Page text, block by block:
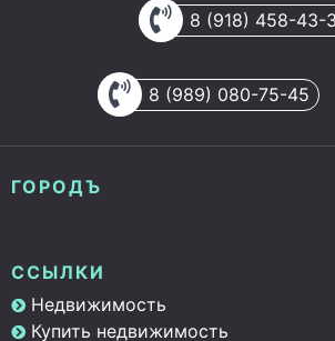
8 (918) 458-43-
8 (989) 080-75-45
ГОРОДЪ
ССЫЛКИ
Недвижимость
Купить недвижимость